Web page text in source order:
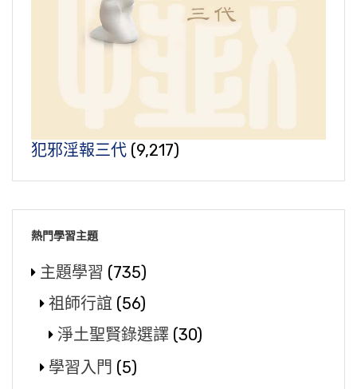
犯邪淫報三代 (9,217)
熱門學習主題
主題學習 (735)
祖師行誼 (56)
淨土聖賢錄選譯 (30)
學習入門 (5)